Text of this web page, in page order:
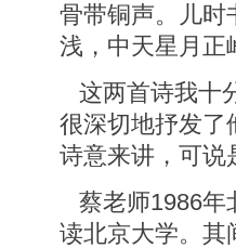
骨带铜声。儿时
浅，中天星月正
这两首诗我十
很深切地抒发了
诗意来讲，可说
蔡老师1986年
读北京大学。其